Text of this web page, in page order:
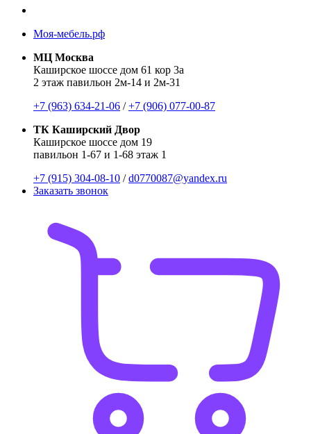
Моя-мебель.рф
МЦ Москва
Каширское шоссе дом 61 кор 3а
2 этаж павильон 2м-14 и 2м-31
+7 (963) 634-21-06 /+7 (906) 077-00-87
ТК Каширский Двор
Каширское шоссе дом 19
павильон 1-67 и 1-68 этаж 1
+7 (915) 304-08-10 /d0770087@yandex.ru
Заказать звонок